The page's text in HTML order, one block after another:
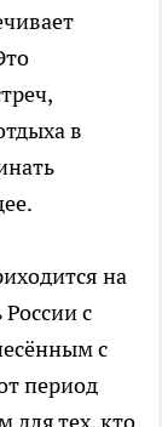
в
на
с
с
период
для тех, кто